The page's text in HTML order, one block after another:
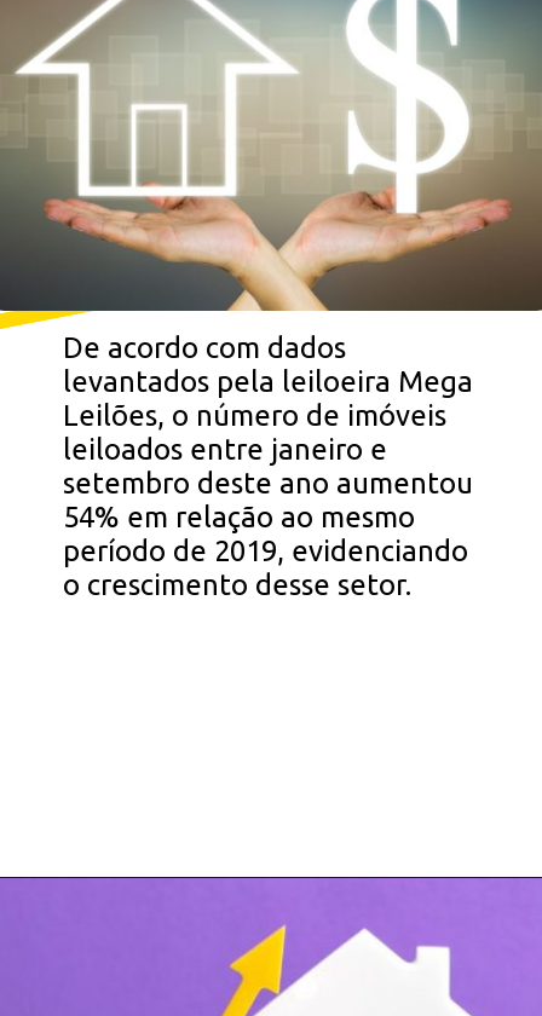
De acordo com dados
levantados pela leiloeira Mega
Leilões, o número de imóveis
leiloados entre janeiro e
setembro deste ano aumentou
54% em relação ao mesmo
período de 2019, evidenciando
o crescimento desse setor.